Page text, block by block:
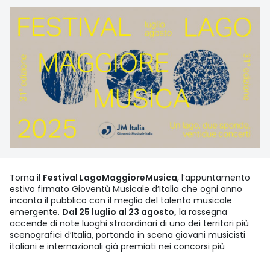
Torna il Festival LagoMaggioreMusica, l’appuntamento
estivo firmato Gioventù Musicale d’Italia che ogni anno
incanta il pubblico con il meglio del talento musicale
emergente. Dal 25 luglio al 23 agosto, la rassegna
accende di note luoghi straordinari di uno dei territori più
scenografici d’Italia, portando in scena giovani musicisti
italiani e internazionali già premiati nei concorsi più